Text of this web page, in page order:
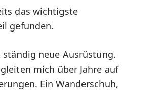
das wichtigste
gefunden.
neue Ausrüstung.
mich über Jahre auf
Ein Wanderschuh,